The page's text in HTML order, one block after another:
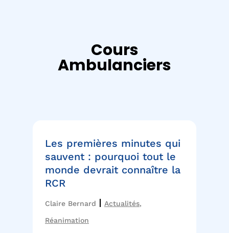
Cours
Ambulanciers
Les premières minutes qui
sauvent : pourquoi tout le
monde devrait connaître la
RCR
Claire Bernard | Actualités,
Réanimation